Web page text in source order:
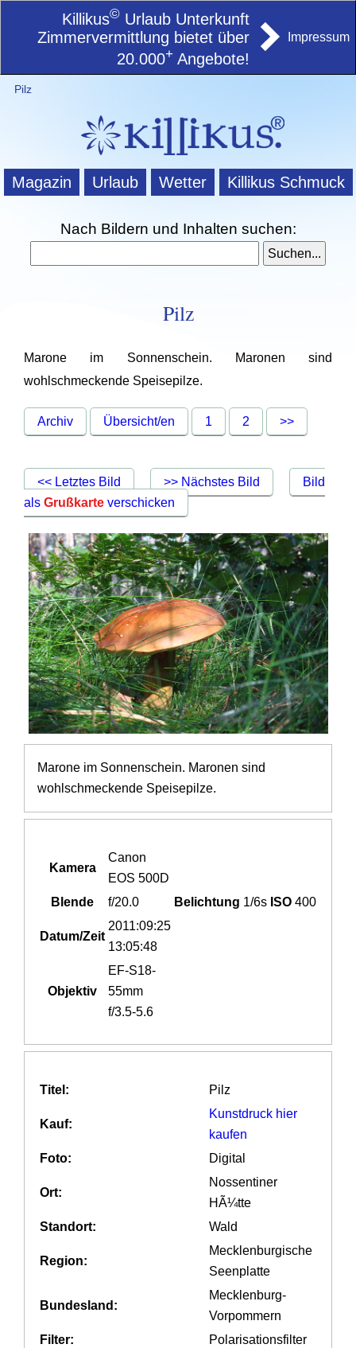
Killikus© Urlaub Unterkunft
Zimmervermittlung bietet über
20.000+ Angebote!
Impressum
Pilz
Magazin Urlaub Wetter Killikus Schmuck
Nach Bildern und Inhalten suchen:
Pilz
Marone im Sonnenschein. Maronen sind
wohlschmeckende Speisepilze.
Archiv Übersicht/en 1 2 >>
<< Letztes Bild >> Nächstes Bild
Bild
alsGrußkarte verschicken
Marone im Sonnenschein. Maronen sind
wohlschmeckende Speisepilze.
Kamera
Canon
EOS 500D
Blende
f/20.0 Belichtung 1/6s ISO 400
Datum/Zeit
2011:09:25
13:05:48
Objektiv
EF-S18-
55mm
f/3.5-5.6
Titel: Pilz
Kauf:
Kunstdruck hier
kaufen
Foto:
Digital
Ort:
Nossentiner
HÃ¼tte
Standort:
Wald
Region:
Mecklenburgische
Seenplatte
Bundesland:
Mecklenburg-
Vorpommern
Filter:
Polarisationsfilter